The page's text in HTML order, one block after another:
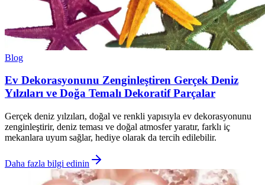
Blog
Ev Dekorasyonunu Zenginleştiren Gerçek Deniz
Yılzıları ve Doğa Temalı Dekoratif Parçalar
Gerçek deniz yılzıları, doğal ve renkli yapısıyla ev dekorasyonunu
zenginleştirir, deniz teması ve doğal atmosfer yaratır, farklı iç
mekanlara uyum sağlar, hediye olarak da tercih edilebilir.
Daha fazla bilgi edinin